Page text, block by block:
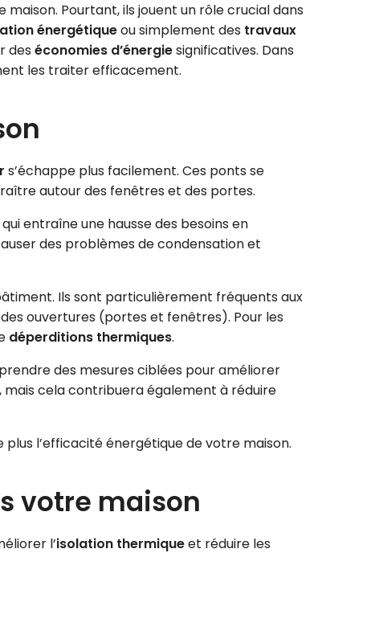
maison. Pourtant, ils jouent un rôle crucial dans
énergétiqueou simplement des travaux
des économies d’énergiesignificatives. Dans
les traiter efficacement.
s’échappe plus facilement. Ces ponts se
autour des fenêtres et des portes.
entraîne une hausse des besoins en
des problèmes de condensation et
Ils sont particulièrement fréquents aux
ouvertures (portes et fenêtres). Pour les
déperditions thermiques.
des mesures ciblées pour améliorer
cela contribuera également à réduire
plus l’efficacité énergétique de votre maison.
votre maison
l’isolation thermiqueet réduire les